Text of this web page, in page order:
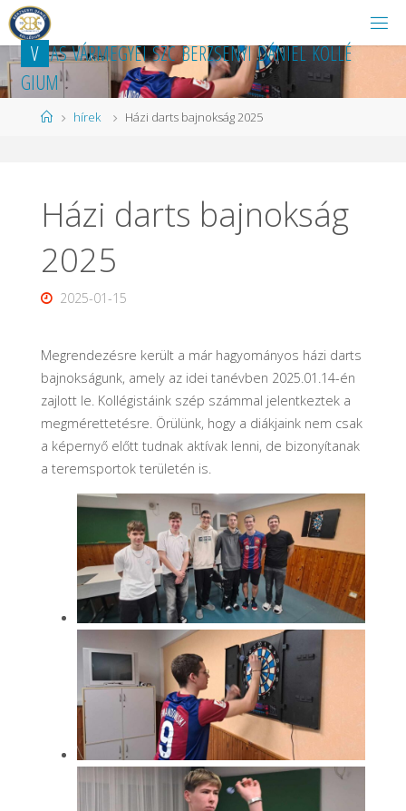
Ugrás
tartalomhoz
V AS VÁRMEGYEI SZC BERZSENYI DÁNIEL KOLLÉ
GIUM
Kezdőlap
hírek Házi darts bajnokság 2025
Házi darts bajnokság
2025
2025-01-15
Megrendezésre került a már hagyományos házi darts
bajnokságunk, amely az idei tanévben 2025.01.14-én
zajlott le. Kollégistáink szép számmal jelentkeztek a
megmérettetésre. Örülünk, hogy a diákjaink nem csak
a képernyő előtt tudnak aktívak lenni, de bizonyítanak
a teremsportok területén is.